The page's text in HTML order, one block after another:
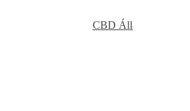
CBD Állatoknak